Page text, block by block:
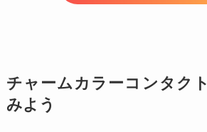
チャームカラーコンタクト
みよう